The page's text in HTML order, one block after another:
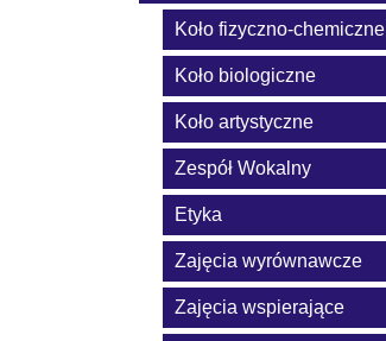
Koło fizyczno-chemiczne
Koło biologiczne
Koło artystyczne
Zespół Wokalny
Etyka
Zajęcia wyrównawcze
Zajęcia wspierające